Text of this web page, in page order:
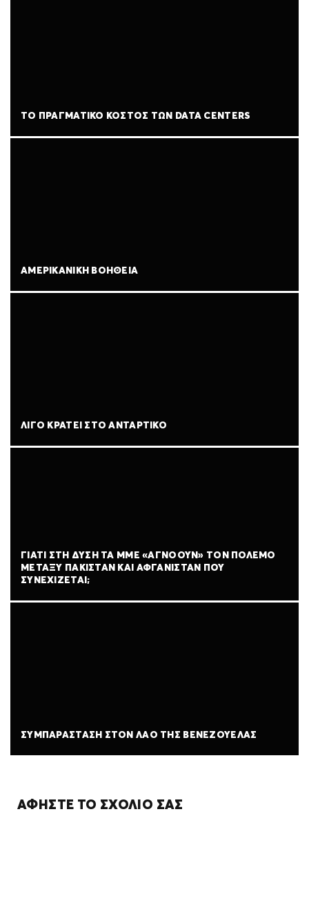
ΤΟ ΠΡΑΓΜΑΤΙΚΌ ΚΌΣΤΟΣ ΤΩΝ DATA CENTERS
ΑΜΕΡΙΚΑΝΙΚΉ ΒΟΉΘΕΙΑ
ΛΊΓΟ ΚΡΆΤΕΙ ΣΤΟ ΑΝΤΆΡΤΙΚΟ
ΓΙΑΤΊ ΣΤΗ ΔΎΣΗ ΤΑ ΜΜΕ «ΑΓΝΟΟΎΝ» ΤΟΝ ΠΌΛΕΜΟ
ΜΕΤΑΞΎ ΠΑΚΙΣΤΆΝ ΚΑΙ ΑΦΓΑΝΙΣΤΆΝ ΠΟΥ
ΣΥΝΕΧΊΖΕΤΑΙ;
ΣΥΜΠΑΡΆΣΤΑΣΗ ΣΤΟΝ ΛΑΌ ΤΗΣ ΒΕΝΕΖΟΥΈΛΑΣ
ΑΦΉΣΤΕ ΤΟ ΣΧΌΛΙΌ ΣΑΣ